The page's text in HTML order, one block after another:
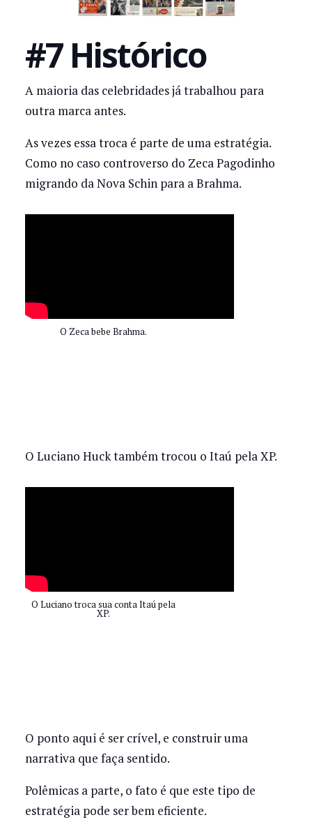
#7 Histórico
A maioria das celebridades já trabalhou para
outra marca antes.
As vezes essa troca é parte de uma estratégia.
Como no caso controverso do Zeca Pagodinho
migrando da Nova Schin para a Brahma.
O Zeca bebe Brahma.
O Luciano Huck também trocou o Itaú pela XP.
O Luciano troca sua conta Itaú pela
XP.
O ponto aqui é ser crível, e construir uma
narrativa que faça sentido.
Polêmicas a parte, o fato é que este tipo de
estratégia pode ser bem eficiente.